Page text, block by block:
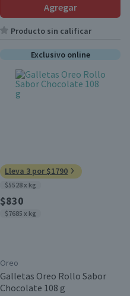
Agregar
Producto sin calificar
Exclusivo online
Lleva 3 por $1790
$5528 x kg
$830
$7685 x kg
Oreo
Galletas Oreo Rollo Sabor
Chocolate 108 g